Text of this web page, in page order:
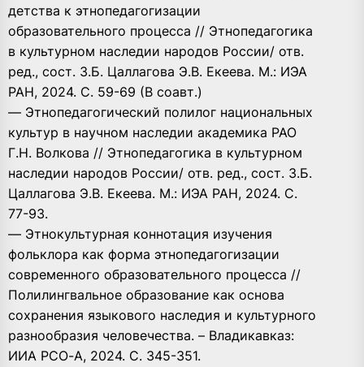
детства к этнопедагогизации
образовательного процесса // Этнопедагогика
в культурном наследии народов России/ отв.
ред., сост. З.Б. Цаллагова Э.В. Екеева. М.: ИЭА
РАН, 2024. С. 59-69 (В соавт.)
— Этнопедагогический полилог национальных
культур в научном наследии академика РАО
Г.Н. Волкова // Этнопедагогика в культурном
наследии народов России/ отв. ред., сост. З.Б.
Цаллагова Э.В. Екеева. М.: ИЭА РАН, 2024. С.
77-93.
— Этнокультурная коннотация изучения
фольклора как форма этнопедагогизации
современного образовательного процесса //
Полилингвальное образование как основа
сохранения языкового наследия и культурного
разнообразия человечества. – Владикавказ:
ИИА РСО-А, 2024. С. 345-351.